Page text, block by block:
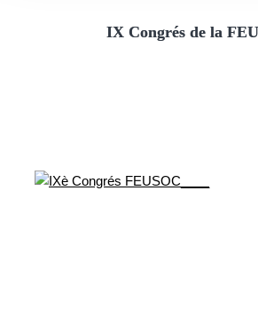
IX Congrés de la